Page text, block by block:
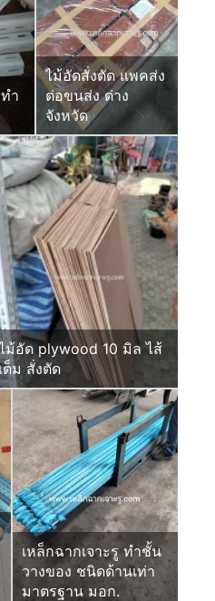
ำ
ไม้อัดสั่งตัด แพคส่ง
ต่อขนส่ง ต่าง
จังหวัด
ม้อัด plywood 10 มิล ไส้
ต็ม สั่งตัด
เหล็กฉากเจาะรู ทำชั้น
วางของ ชนิดด้านเท่า
มาตรฐาน มอก.